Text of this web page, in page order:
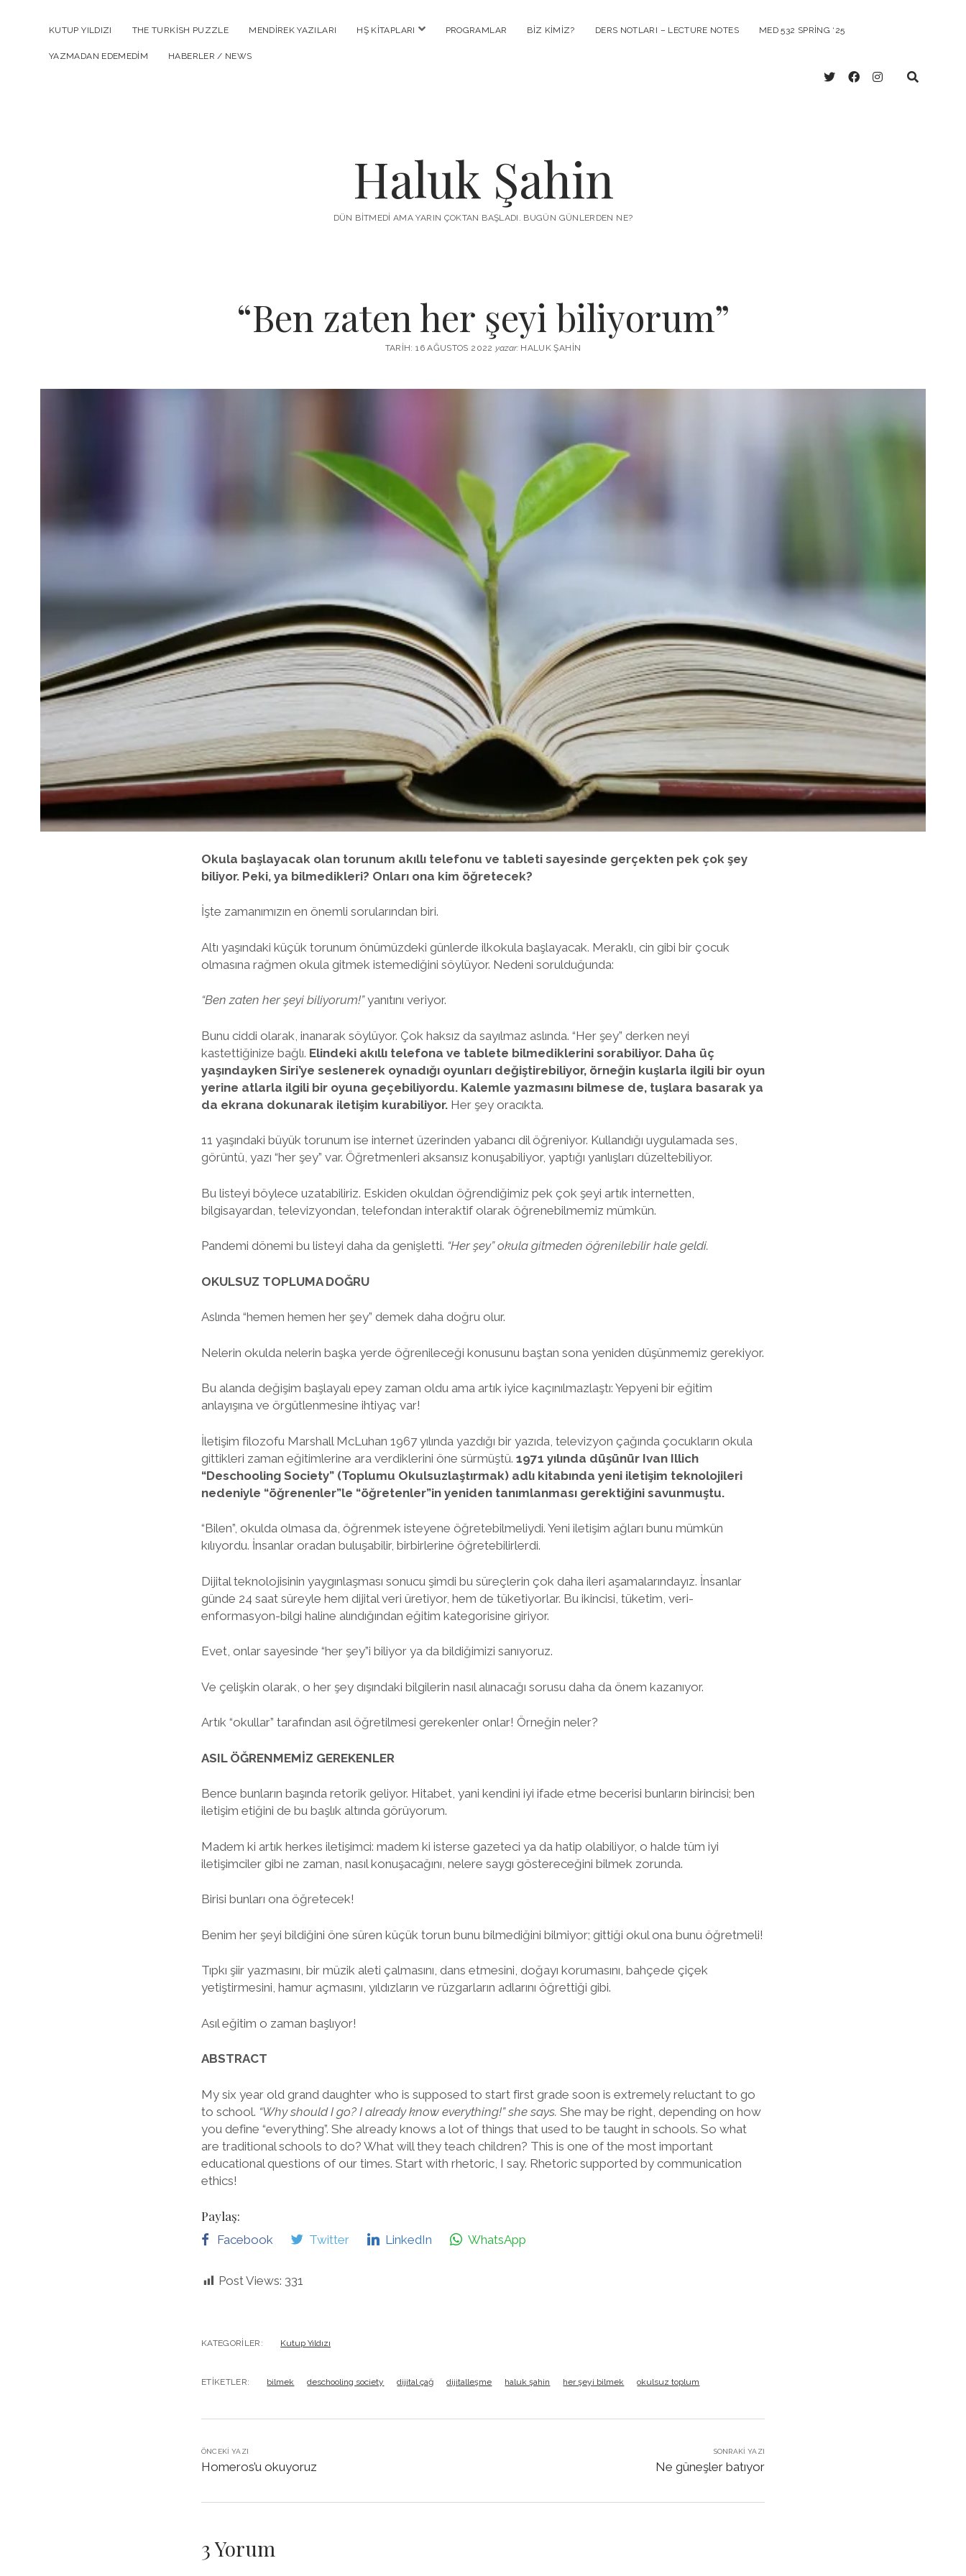
KUTUP YILDIZI THE TURKISH PUZZLE MENDIREK YAZILARI HŞ KITAPLARI menüyüPROGRAMLAR BIZ KIMIZ? DERS NOTLARI – LECTURE NOTES MED 532 SPRING ‘25
YAZMADAN EDEMEDIM HABERLER / NEWS
twitterfacebook
instagram
Haluk Şahin
DÜN BITMEDI AMA YARIN ÇOKTAN BAŞLADI. BUGÜN GÜNLERDEN NE?
“Ben zaten her şeyi biliyorum”
TARIH: 16 AĞUSTOS 2022 yazar:HALUK ŞAHIN
Okula başlayacak olan torunum akıllı telefonu ve tableti sayesinde gerçekten pek çok şey
biliyor. Peki, ya bilmedikleri? Onları ona kim öğretecek?
İşte zamanımızın en önemli sorularından biri.
Altı yaşındaki küçük torunum önümüzdeki günlerde ilkokula başlayacak. Meraklı, cin gibi bir çocuk
olmasına rağmen okula gitmek istemediğini söylüyor. Nedeni sorulduğunda:
“Ben zaten her şeyi biliyorum!”yanıtını veriyor.
Bunu ciddi olarak, inanarak söylüyor. Çok haksız da sayılmaz aslında. “Her şey” derken neyi
kastettiğinize bağlı. Elindeki akıllı telefona ve tablete bilmediklerini sorabiliyor. Daha üç
yaşındayken Siri’ye seslenerek oynadığı oyunları değiştirebiliyor, örneğin kuşlarla ilgili bir oyun
yerine atlarla ilgili bir oyuna geçebiliyordu. Kalemle yazmasını bilmese de, tuşlara basarak ya
da ekrana dokunarak iletişim kurabiliyor.Her şey oracıkta.
11 yaşındaki büyük torunum ise internet üzerinden yabancı dil öğreniyor. Kullandığı uygulamada ses,
görüntü, yazı “her şey” var. Öğretmenleri aksansız konuşabiliyor, yaptığı yanlışları düzeltebiliyor.
Bu listeyi böylece uzatabiliriz. Eskiden okuldan öğrendiğimiz pek çok şeyi artık internetten,
bilgisayardan, televizyondan, telefondan interaktif olarak öğrenebilmemiz mümkün.
Pandemi dönemi bu listeyi daha da genişletti. “Her şey” okula gitmeden öğrenilebilir hale geldi.
OKULSUZ TOPLUMA DOĞRU
Aslında “hemen hemen her şey” demek daha doğru olur.
Nelerin okulda nelerin başka yerde öğrenileceği konusunu baştan sona yeniden düşünmemiz gerekiyor.
Bu alanda değişim başlayalı epey zaman oldu ama artık iyice kaçınılmazlaştı: Yepyeni bir eğitim
anlayışına ve örgütlenmesine ihtiyaç var!
İletişim filozofu Marshall McLuhan 1967 yılında yazdığı bir yazıda, televizyon çağında çocukların okula
gittikleri zaman eğitimlerine ara verdiklerini öne sürmüştü. 1971 yılında düşünür Ivan Illich
“Deschooling Society” (Toplumu Okulsuzlaştırmak) adlı kitabında yeni iletişim teknolojileri
nedeniyle “öğrenenler”le “öğretenler”in yeniden tanımlanması gerektiğini savunmuştu.
“Bilen”, okulda olmasa da, öğrenmek isteyene öğretebilmeliydi. Yeni iletişim ağları bunu mümkün
kılıyordu. İnsanlar oradan buluşabilir, birbirlerine öğretebilirlerdi.
Dijital teknolojisinin yaygınlaşması sonucu şimdi bu süreçlerin çok daha ileri aşamalarındayız. İnsanlar
günde 24 saat süreyle hem dijital veri üretiyor, hem de tüketiyorlar. Bu ikincisi, tüketim, veri-
enformasyon-bilgi haline alındığından eğitim kategorisine giriyor.
Evet, onlar sayesinde “her şey”i biliyor ya da bildiğimizi sanıyoruz.
Ve çelişkin olarak, o her şey dışındaki bilgilerin nasıl alınacağı sorusu daha da önem kazanıyor.
Artık “okullar” tarafından asıl öğretilmesi gerekenler onlar! Örneğin neler?
ASIL ÖĞRENMEMİZ GEREKENLER
Bence bunların başında retorik geliyor. Hitabet, yani kendini iyi ifade etme becerisi bunların birincisi; ben
iletişim etiğini de bu başlık altında görüyorum.
Madem ki artık herkes iletişimci: madem ki isterse gazeteci ya da hatip olabiliyor, o halde tüm iyi
iletişimciler gibi ne zaman, nasıl konuşacağını, nelere saygı göstereceğini bilmek zorunda.
Birisi bunları ona öğretecek!
Benim her şeyi bildiğini öne süren küçük torun bunu bilmediğini bilmiyor; gittiği okul ona bunu öğretmeli!
Tıpkı şiir yazmasını, bir müzik aleti çalmasını, dans etmesini, doğayı korumasını, bahçede çiçek
yetiştirmesini, hamur açmasını, yıldızların ve rüzgarların adlarını öğrettiği gibi.
Asıl eğitim o zaman başlıyor!
ABSTRACT
My six year old grand daughter who is supposed to start first grade soon is extremely reluctant to go
to school. “Why should I go? I already know everything!” she says. She may be right, depending on how
you define “everything”. She already knows a lot of things that used to be taught in schools. So what
are traditional schools to do? What will they teach children? This is one of the most important
educational questions of our times. Start with rhetoric, I say. Rhetoric supported by communication
ethics!
Paylaş:
Facebook Twitter LinkedIn WhatsApp
Post Views: 331
KATEGORILER: Kutup Yıldızı
ETIKETLER: bilmek deschooling society dijital çağ dijitalleşme haluk şahin her şeyi bilmek okulsuz toplum
ÖNCEKI YAZI
Homeros’u okuyoruz
SONRAKI YAZI
Ne güneşler batıyor
3 Yorum